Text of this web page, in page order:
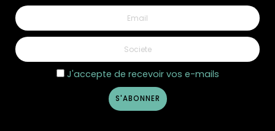
J'accepte de recevoir vos e-mails